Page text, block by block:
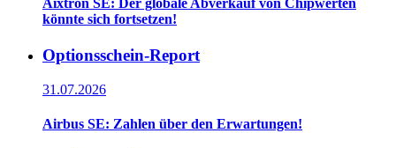
könnte sich fortsetzen!
Optionsschein-Report
31.07.2026
Airbus SE: Zahlen über den Erwartungen!